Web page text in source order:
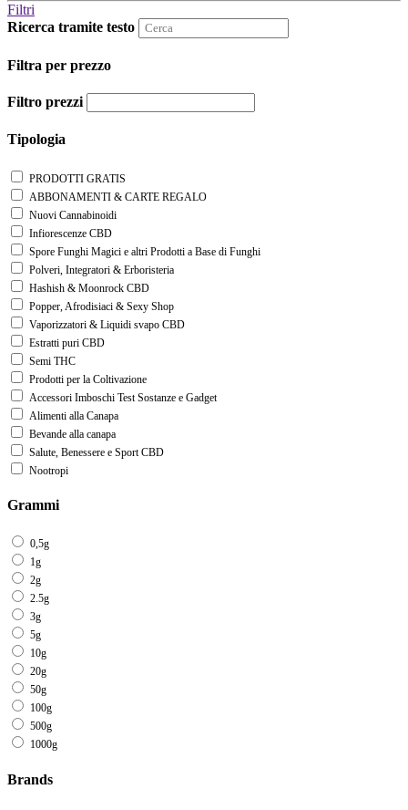
Filtri
Ricerca tramite testo
Filtra per prezzo
Filtro prezzi
Tipologia
PRODOTTI GRATIS
ABBONAMENTI & CARTE REGALO
Nuovi Cannabinoidi
Infiorescenze CBD
Spore Funghi Magici e altri Prodotti a Base di Funghi
Polveri, Integratori & Erboristeria
Hashish & Moonrock CBD
Popper, Afrodisiaci & Sexy Shop
Vaporizzatori & Liquidi svapo CBD
Estratti puri CBD
Semi THC
Prodotti per la Coltivazione
Accessori Imboschi Test Sostanze e Gadget
Alimenti alla Canapa
Bevande alla canapa
Salute, Benessere e Sport CBD
Nootropi
Grammi
0,5g
1g
2g
2.5g
3g
5g
10g
20g
50g
100g
500g
1000g
Brands